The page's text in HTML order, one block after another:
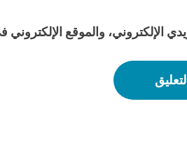
الإلكتروني، والموقع الإلكتروني